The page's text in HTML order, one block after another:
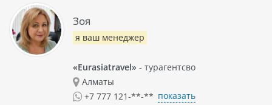
Зоя
я ваш менеджер
«Eurasiatravel» - турагентсво
Алматы
+7 777 121-**-** показать